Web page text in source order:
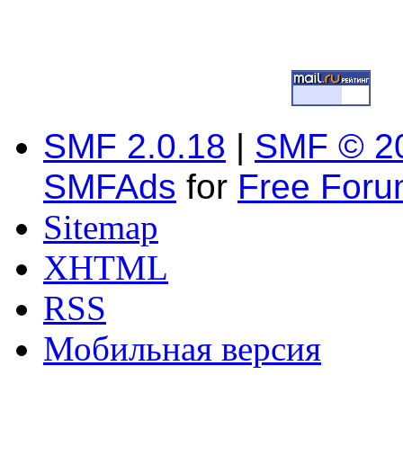
SMF 2.0.18 | SMF ©
SMFAds for Free
Sitemap
XHTML
RSS
Мобильная версия